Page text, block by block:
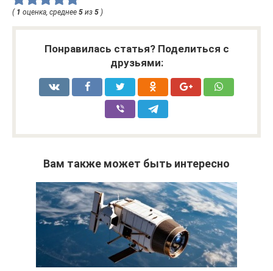
( 1 оценка, среднее 5 из 5 )
Понравилась статья? Поделиться с
друзьями:
Вам также может быть интересно